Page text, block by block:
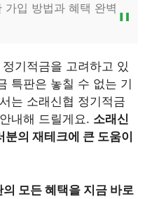
가입 방법과 혜택 완벽
기적금을 고려하고 있
특판은 놓칠 수 없는 기
는 소래신협 정기적금
내해 드릴게요. 소래신
의 재테크에 큰 도움이
모든 혜택을 지금 바로